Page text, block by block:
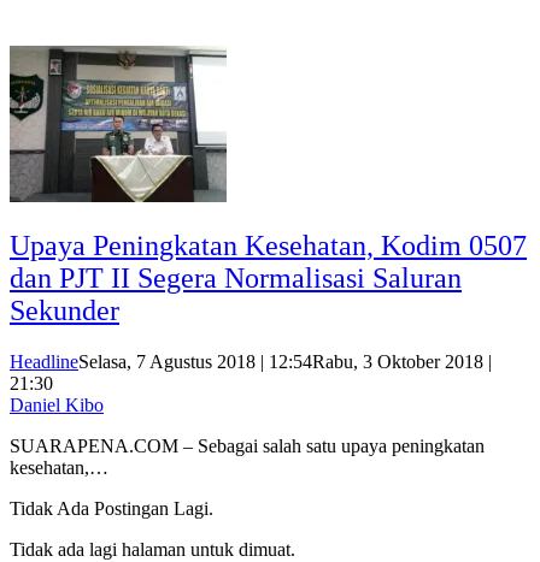
Upaya Peningkatan Kesehatan, Kodim 0507
dan PJT II Segera Normalisasi Saluran
Sekunder
HeadlineSelasa, 7 Agustus 2018 | 12:54Rabu, 3 Oktober 2018 |
21:30
Daniel Kibo
SUARAPENA.COM – Sebagai salah satu upaya peningkatan
kesehatan,…
Tidak Ada Postingan Lagi.
Tidak ada lagi halaman untuk dimuat.